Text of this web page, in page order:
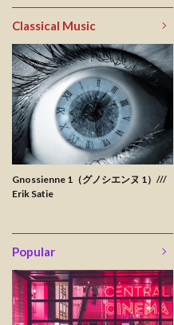
Classical Music
Gnossienne 1（グノシエンヌ 1）///
Erik Satie
Popular